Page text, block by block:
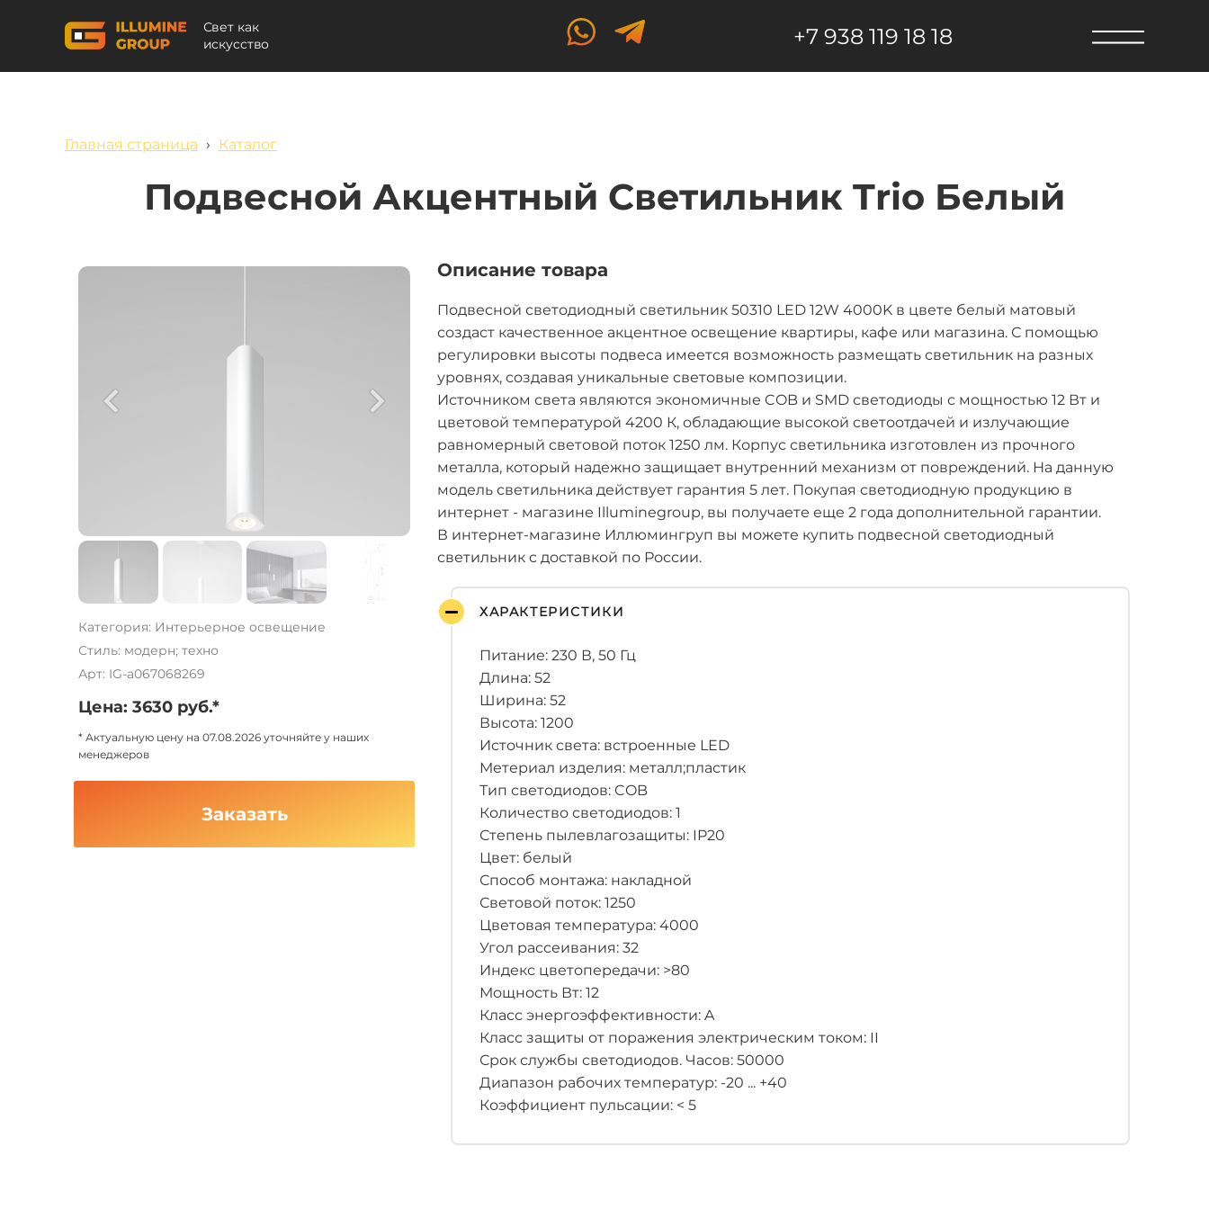
Свет как
искусство
+7 938 119 18 18
Главная страница › Каталог
Подвесной Акцентный Светильник Trio Белый
Категория: Интерьерное освещение
Стиль: модерн; техно
Арт: IG-a067068269
Цена: 3630 руб.*
* Актуальную цену на 07.08.2026 уточняйте у наших
менеджеров
Заказать
Описание товара
Подвесной светодиодный светильник 50310 LED 12W 4000K в цвете белый матовый
создаст качественное акцентное освещение квартиры, кафе или магазина. С помощью
регулировки высоты подвеса имеется возможность размещать светильник на разных
уровнях, создавая уникальные световые композиции.
Источником света являются экономичные COB и SMD светодиоды с мощностью 12 Вт и
цветовой температурой 4200 К, обладающие высокой светоотдачей и излучающие
равномерный световой поток 1250 лм. Корпус светильника изготовлен из прочного
металла, который надежно защищает внутренний механизм от повреждений. На данную
модель светильника действует гарантия 5 лет. Покупая светодиодную продукцию в
интернет - магазине Illuminegroup, вы получаете еще 2 года дополнительной гарантии.
В интернет-магазине Иллюмингруп вы можете купить подвесной светодиодный
светильник с доставкой по России.
ХАРАКТЕРИСТИКИ
Питание: 230 В, 50 Гц
Длина: 52
Ширина: 52
Высота: 1200
Источник света: встроенные LED
Метериал изделия: металл;пластик
Тип светодиодов: COB
Количество светодиодов: 1
Степень пылевлагозащиты: IP20
Цвет: белый
Способ монтажа: накладной
Световой поток: 1250
Цветовая температура: 4000
Угол рассеивания: 32
Индекс цветопередачи: >80
Мощность Вт: 12
Класс энергоэффективности: A
Класс защиты от поражения электрическим током: II
Срок службы светодиодов. Часов: 50000
Диапазон рабочих температур: -20 ... +40
Коэффициент пульсации: < 5